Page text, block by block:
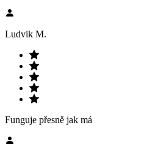
Ludvik M.
Funguje přesně jak má